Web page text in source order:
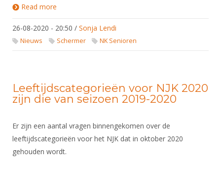
Nieuws
Verenigingsondersteuning
Witte Vlekkenplan
Overschrijven leden
Nieuws
Import inschrijvingen uit Nahouw
NK organiseren
Promotie en logo
Opleidingen
Tuchtzaken
Archief
Bibliotheek
ALV
Touché
Read more
26-08-2020 - 20:50 / Sonja Lendi
Nieuws Schermer NK Senioren
Leeftijdscategorieën voor NJK 2020
zijn die van seizoen 2019-2020
Er zijn een aantal vragen binnengekomen over de
leeftijdscategorieën voor het NJK dat in oktober 2020
gehouden wordt.